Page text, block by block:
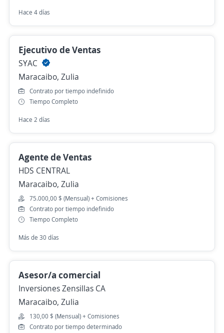
Hace 4 días
Ejecutivo de Ventas
SYAC
Maracaibo, Zulia
Contrato por tiempo indefinido
Tiempo Completo
Hace 2 días
Agente de Ventas
HDS CENTRAL
Maracaibo, Zulia
75.000,00 $ (Mensual) + Comisiones
Contrato por tiempo indefinido
Tiempo Completo
Más de 30 días
Asesor/a comercial
Inversiones Zensillas CA
Maracaibo, Zulia
130,00 $ (Mensual) + Comisiones
Contrato por tiempo determinado